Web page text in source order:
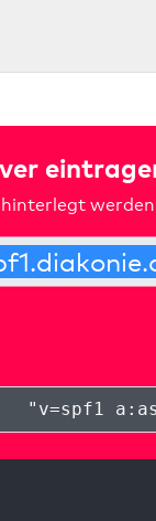
werden
" v=spf1